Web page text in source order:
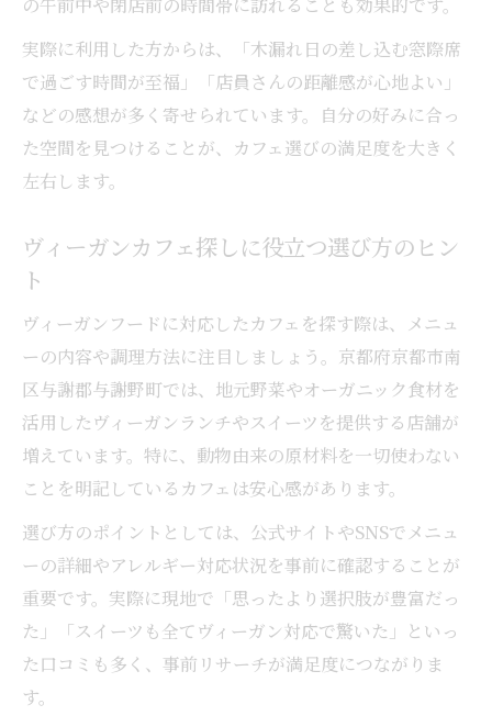
実際に利用した方からは、「木漏れ日の差し込む窓際席
で過ごす時間が至福」「店員さんの距離感が心地よい」
などの感想が多く寄せられています。自分の好みに合っ
た空間を見つけることが、カフェ選びの満足度を大きく
左右します。
ヴィーガンカフェ探しに役立つ選び方のヒン
ト
ヴィーガンフードに対応したカフェを探す際は、メニュ
ーの内容や調理方法に注目しましょう。京都府京都市南
区与謝郡与謝野町では、地元野菜やオーガニック食材を
活用したヴィーガンランチやスイーツを提供する店舗が
増えています。特に、動物由来の原材料を一切使わない
ことを明記しているカフェは安心感があります。
選び方のポイントとしては、公式サイトやSNSでメニュ
ーの詳細やアレルギー対応状況を事前に確認することが
重要です。実際に現地で「思ったより選択肢が豊富だっ
た」「スイーツも全てヴィーガン対応で驚いた」といっ
た口コミも多く、事前リサーチが満足度につながりま
す。